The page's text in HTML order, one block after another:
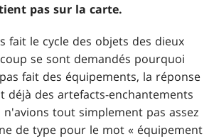
pas sur la carte.
fait le cycle des objets des dieux
se sont demandés pourquoi
fait des équipements, la réponse
déjà des artefacts-enchantements
n'avions tout simplement pas assez
de type pour le mot « équipement